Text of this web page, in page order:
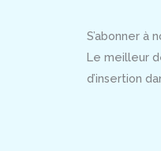
S’abonner à
Le meilleur
d’insertion